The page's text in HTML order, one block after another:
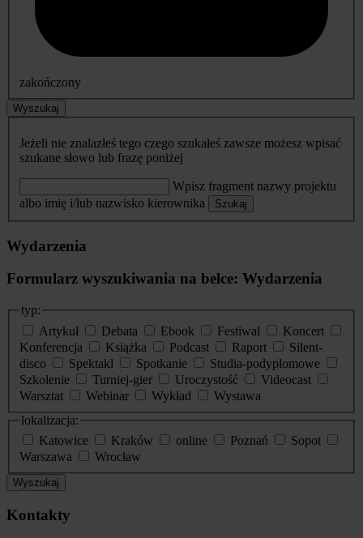
zakończony
Wyszukaj
Jeżeli nie znalazłeś tego czego szukałeś zawsze możesz wpisać
szukane słowo lub frazę poniżej
Wpisz fragment nazwy projektu
albo imię i/lub nazwisko kierownika
Szukaj
Wydarzenia
Formularz wyszukiwania na belce: Wydarzenia
typ:
Artykuł
Debata Ebook Festiwal
Koncert
Konferencja
Książka Podcast Raport
Silent-
disco
Spektakl Spotkanie
Studia-podyplomowe
Szkolenie
Turniej-gier Uroczystość
Videocast
Warsztat
Webinar Wykład
Wystawa
lokalizacja:
Katowice
Kraków online Poznań
Sopot
Warszawa
Wrocław
Wyszukaj
Kontakty